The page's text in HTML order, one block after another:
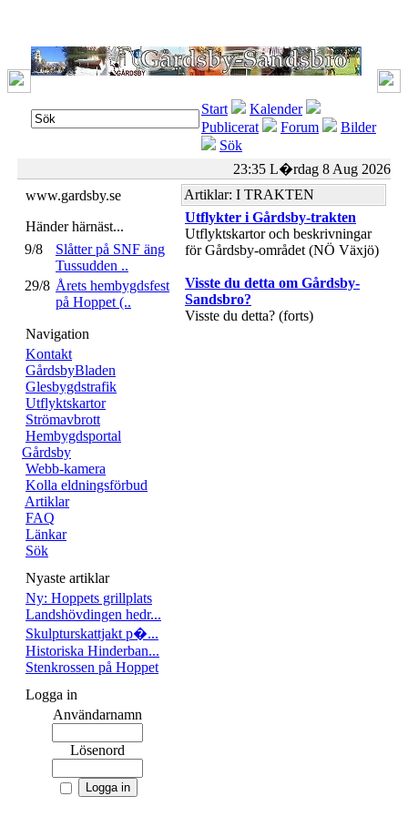
Start
Kalender
Publicerat
Forum
Bilder
Sök
23:35 L�rdag 8 Aug 2026
www.gardsby.se
Händer härnäst...
9/8
Slåtter på SNF äng
Tussudden ..
29/8 Årets hembygdsfest
på Hoppet (..
Navigation
Kontakt
GårdsbyBladen
Glesbygdstrafik
Utflyktskartor
Strömavbrott
Hembygdsportal
Gårdsby
Webb-kamera
Kolla eldningsförbud
Artiklar
FAQ
Länkar
Sök
Nyaste artiklar
Ny: Hoppets grillplats
Landshövdingen hedr...
Skulpturskattjakt p�...
Historiska Hinderban...
Stenkrossen på Hoppet
Logga in
Användarnamn
Lösenord
Artiklar: I TRAKTEN
Utflykter i Gårdsby-trakten
Utflyktskartor och beskrivningar
för Gårdsby-området (NÖ Växjö)
Visste du detta om Gårdsby-
Sandsbro?
Visste du detta? (forts)